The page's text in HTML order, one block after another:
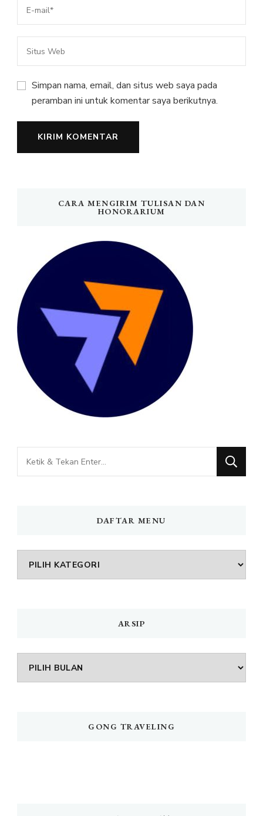
Simpan nama, email, dan situs web saya pada
peramban ini untuk komentar saya berikutnya.
CARA MENGIRIM TULISAN DAN
HONORARIUM
Mencari
Sesuatu?
DAFTAR MENU
DAFTAR
MENU
ARSIP
Arsip
GONG TRAVELING